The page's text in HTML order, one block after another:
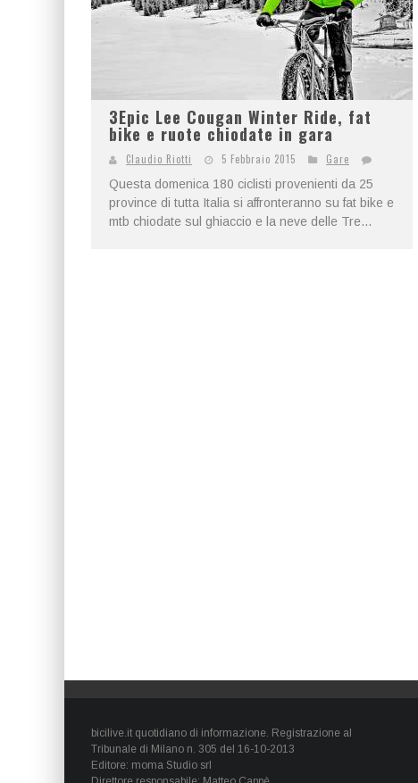
3Epic Lee Cougan Winter Ride, fat
bike e ruote chiodate in gara
Claudio Riotti 5 Febbraio 2015
Gare
Questa domenica 180 ciclisti provenienti da 25
province di tutta Italia si affronteranno su fat bike e
mtb chiodate sul ghiaccio e la neve delle Tre...
bicilive.it quotidiano di informazione. Registrazione al
Tribunale di Milano n. 305 del 16-10-2013
Editore: moma Studio srl